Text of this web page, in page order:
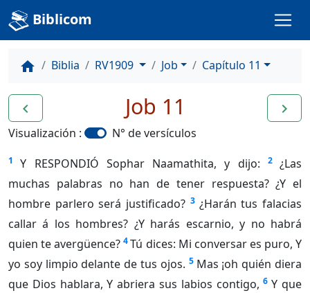
Biblicom
home Biblia RV1909 Job Capítulo 11
navigate_before navigate_next
Job 11
Visualización : N° de versículos
1 Y RESPONDIÓ Sophar Naamathita, y dijo: 2
¿Las
muchas palabras no han de tener respuesta? ¿Y el
hombre parlero será justificado? 3 ¿Harán tus falacias
callar á los hombres? ¿Y harás escarnio, y no habrá
quien te avergüence? 4 Tú dices: Mi conversar es puro, Y
yo soy limpio delante de tus ojos. 5 Mas ¡oh quién diera
que Dios hablara, Y abriera sus labios contigo, 6 Y que